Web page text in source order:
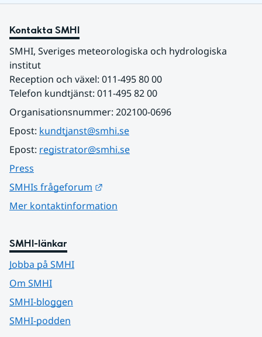
Kontakta SMHI
SMHI, Sveriges meteorologiska och hydrologiska
institut
Reception och växel: 011-495 80 00
Telefon kundtjänst: 011-495 82 00
Organisationsnummer: 202100-0696
Epost: kundtjanst@smhi.se
Epost: registrator@smhi.se
Press
SMHIs frågeforum
Mer kontaktinformation
SMHI-länkar
Jobba på SMHI
Om SMHI
SMHI-bloggen
SMHI-podden